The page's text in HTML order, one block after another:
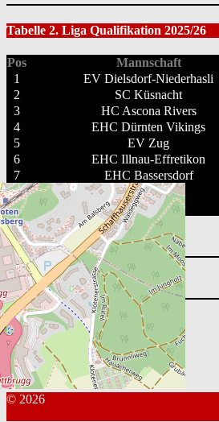
Tabelle 2. Liga Qualifikation 2025/26
Pos Mannschaft
1
EV Dielsdorf-Niederhasli
2
SC Küsnacht
3
HC Ascona Rivers
4
EHC Dürnten Vikings
5
EV Zug
6
EHC Illnau-Effretikon
7
EHC Bassersdorf
8
EHC Urdorf
9
HC Chiasso
Vollständige Tabelle ansehen
Suchen
nach:
Nächste Spiele
© 2026